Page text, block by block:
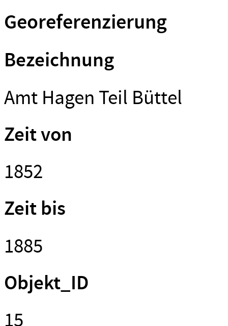
Georeferenzierung
Bezeichnung
Amt Hagen Teil Büttel
Zeit von
1852
Zeit bis
1885
Objekt_ID
15